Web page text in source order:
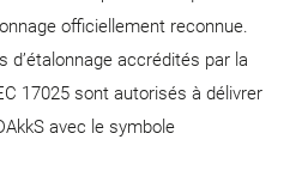
officiellement reconnue.
d’étalonnage accrédités par la
17025 sont autorisés à délivrer
avec le symbole